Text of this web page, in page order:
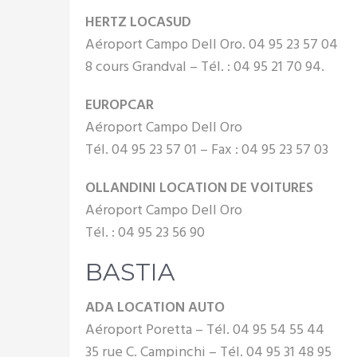
HERTZ LOCASUD
Aéroport Campo Dell Oro. 04 95 23 57 04
8 cours Grandval – Tél. : 04 95 21 70 94.
EUROPCAR
Aéroport Campo Dell Oro
Tél. 04 95 23 57 01 – Fax : 04 95 23 57 03
OLLANDINI LOCATION DE VOITURES
Aéroport Campo Dell Oro
Tél. : 04 95 23 56 90
BASTIA
ADA LOCATION AUTO
Aéroport Poretta – Tél. 04 95 54 55 44